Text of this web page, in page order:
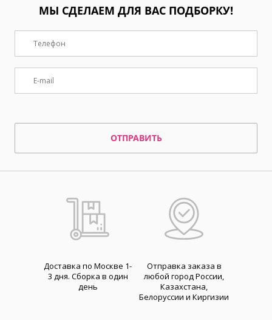
МЫ СДЕЛАЕМ ДЛЯ ВАС ПОДБОРКУ!
ОТПРАВИТЬ
Доставка по Москве 1-
3 дня. Cборка в один
день
Отправка заказа в
любой город России,
Казахстана,
Белоруссии и Киргизии